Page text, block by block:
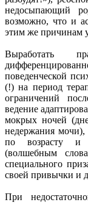
недосыпающий
возможно, что и
этим же причинам
Выработать
поведенческой
(!) на период
ограничений
ведение
мокрых ночей
недержания мочи),
по возрасту и
(волшебным
специального
своей привычки и
При